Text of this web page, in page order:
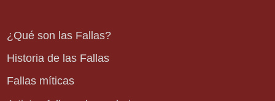
¿Qué son las Fallas?
Historia de las Fallas
Fallas míticas